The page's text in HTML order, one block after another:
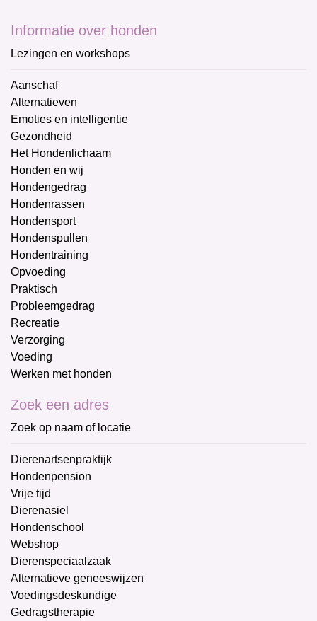
Informatie over honden
Lezingen en workshops
Aanschaf
Alternatieven
Emoties en intelligentie
Gezondheid
Het Hondenlichaam
Honden en wij
Hondengedrag
Hondenrassen
Hondensport
Hondenspullen
Hondentraining
Opvoeding
Praktisch
Probleemgedrag
Recreatie
Verzorging
Voeding
Werken met honden
Zoek een adres
Zoek op naam of locatie
Dierenartsenpraktijk
Hondenpension
Vrije tijd
Dierenasiel
Hondenschool
Webshop
Dierenspeciaalzaak
Alternatieve geneeswijzen
Voedingsdeskundige
Gedragstherapie